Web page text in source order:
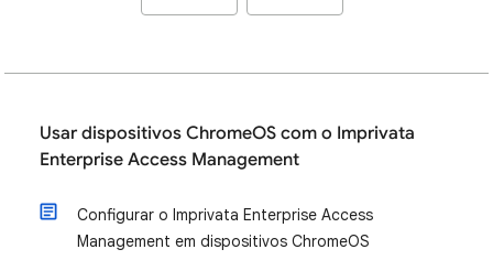
Usar dispositivos ChromeOS com o Imprivata
Enterprise Access Management
Configurar o Imprivata Enterprise Access
Management em dispositivos ChromeOS